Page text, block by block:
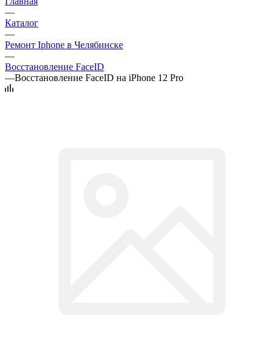
—
Каталог
—
Ремонт Iphone в Челябинске
—
Восстановление FaceID
—Восстановление FaceID на iPhone 12 Pro